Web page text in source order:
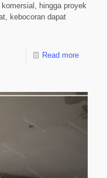
hingga proyek
kebocoran dapat
Read more